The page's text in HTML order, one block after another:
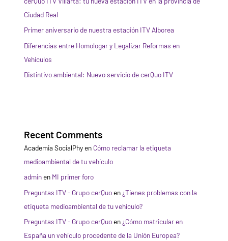
Ciudad Real
Primer aniversario de nuestra estación ITV Alborea
Diferencias entre Homologar y Legalizar Reformas en
Vehículos
Distintivo ambiental: Nuevo servicio de cerQuo ITV
Recent Comments
Academia SocialPhyen Cómo reclamar la etiqueta
medioambiental de tu vehículo
adminen MI primer foro
Preguntas ITV - Grupo cerQuoen ¿Tienes problemas con la
etiqueta medioambiental de tu vehículo?
Preguntas ITV - Grupo cerQuoen ¿Cómo matricular en
España un vehículo procedente de la Unión Europea?